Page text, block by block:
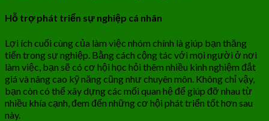
Hỗ trợ phát triển sự nghiệp cá nhân
Lợi ích cuối cùng của làm việc nhóm chính là giúp bạn thăng
tiến trong sự nghiệp. Bằng cách cộng tác với mọi người ở nơi
làm việc, bạn sẽ có cơ hội học hỏi thêm nhiều kinh nghiệm đắt
giá và nâng cao kỹ năng cũng như chuyên môn. Không chỉ vậy,
bạn còn có thể xây dựng các mối quan hệ để giúp đỡ nhau từ
nhiều khía cạnh, đem đến những cơ hội phát triển tốt hơn sau
này.